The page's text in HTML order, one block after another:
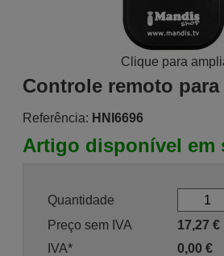
Clique para
Controle remoto para
Referência: HNI6696
Artigo disponível em
Quantidade
Preço sem IVA
17,27 €
IVA*
0,00 €